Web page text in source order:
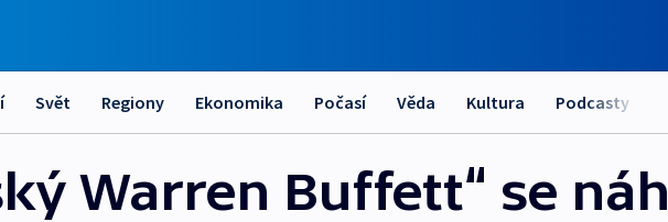
Svět Regiony Ekonomika Počasí Věda Kultura Podcasty
Warren Buffett“ se